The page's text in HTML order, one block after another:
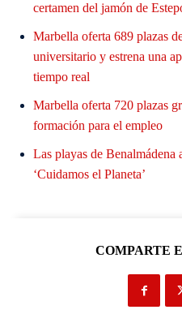
certamen del jamón de
Marbella oferta 689 plazas
universitario y estrena una
tiempo real
Marbella oferta 720 plazas
formación para el empleo
Las playas de Benalmádena
‘Cuidamos el Planeta’
COMPARTE